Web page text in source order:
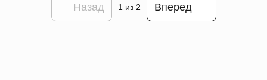
Назад 1из 2 Вперед